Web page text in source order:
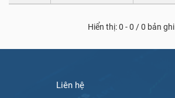
Hiển thị: 0 - 0 / 0 bản ghi
Liên hệ